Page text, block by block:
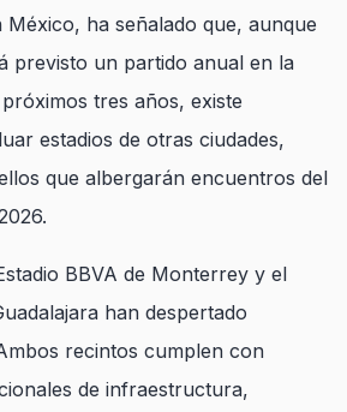
México, ha señalado que, aunque
previsto un partido anual en la
tres años, existe
estadios de otras ciudades,
que albergarán encuentros del
BBVA de Monterrey y el
han despertado
recintos cumplen con
de infraestructura,